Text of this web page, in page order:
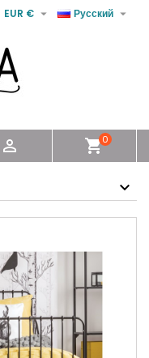
Русский 
EUR € 
 shopping_cart0